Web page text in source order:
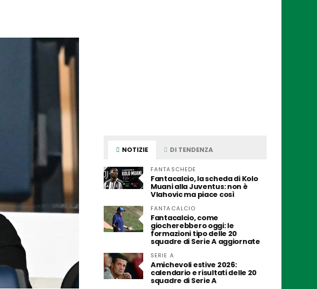
NOTIZIE DI TENDENZA
FANTASCHEDE
Fantacalcio, la scheda di Kolo
Muani alla Juventus: non è
Vlahovic ma piace così
FANTACALCIO
Fantacalcio, come
giocherebbero oggi: le
formazioni tipo delle 20
squadre di Serie A aggiornate
SERIE A
Amichevoli estive 2026:
calendario e risultati delle 20
squadre di Serie A